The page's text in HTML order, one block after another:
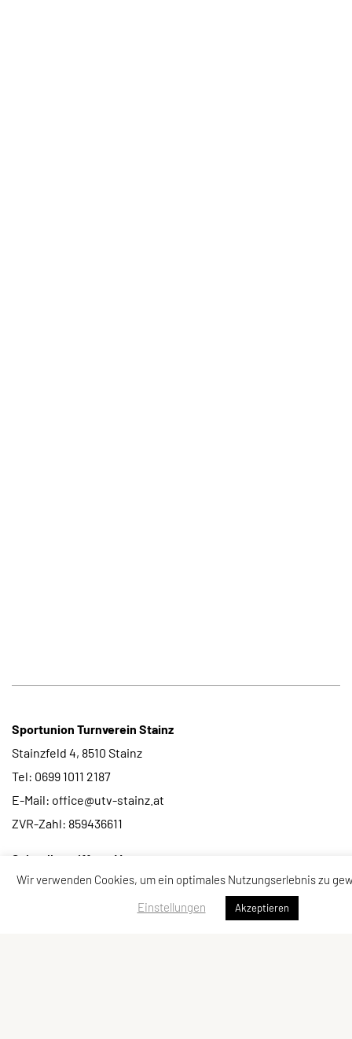
Sportunion Turnverein Stainz
Stainzfeld 4, 8510 Stainz
Tel: 0699 1011 2187
E-Mail: office@utv-stainz.at
ZVR-Zahl: 859436611
Schnellzugriff
Sportangebot
Meta
Datenschutzerklärung
Sitemap
Wir verwenden Cookies, um ein optimales Nutzungserlebnis zu
Einstellungen
Akzeptieren